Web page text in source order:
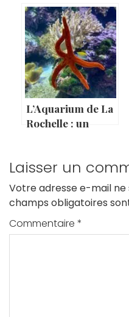
L’Aquarium de La
Rochelle : un
Maritime !
Laisser un
Votre adresse e-mail ne
champs obligatoires
Commentaire *